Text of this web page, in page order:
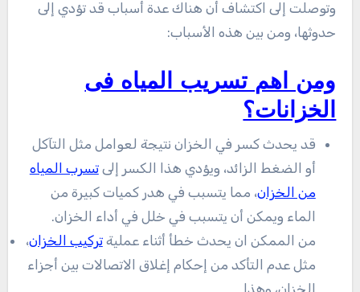
وتوصلت إلى اكتشاف أن هناك عدة أسباب قد تؤدي إلى
حدوثها، ومن بين هذه الأسباب:
ومن اهم تسريب المياه فى
الخزانات؟
قد يحدث كسر في الخزان نتيجة لعوامل مثل التآكل
أو الضغط الزائد، ويؤدي هذا الكسر إلىتسرب المياه
من الخزان، مما يتسبب في هدر كميات كبيرة من
الماء ويمكن أن يتسبب في خلل في أداء الخزان.
من الممكن ان يحدث خطأ أثناء عمليةتركيب الخزان،
مثل عدم التأكد من إحكام إغلاق الاتصالات بين أجزاء
الخزان، وهذا